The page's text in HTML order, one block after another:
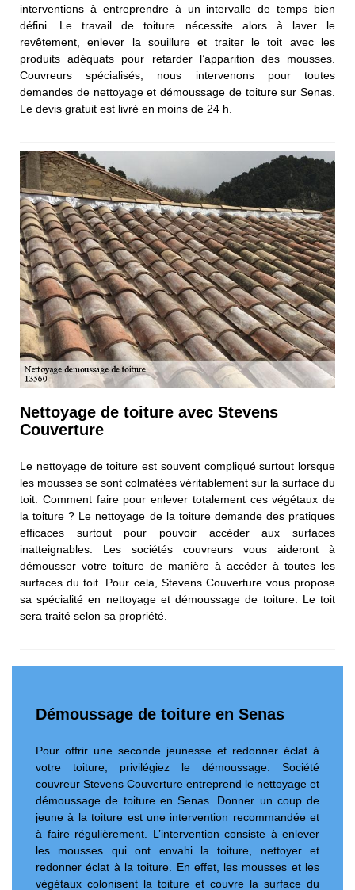
interventions à entreprendre à un intervalle de temps bien
défini. Le travail de toiture nécessite alors à laver le
revêtement, enlever la souillure et traiter le toit avec les
produits adéquats pour retarder l’apparition des mousses.
Couvreurs spécialisés, nous intervenons pour toutes
demandes de nettoyage et démoussage de toiture sur Senas.
Le devis gratuit est livré en moins de 24 h.
Nettoyage de toiture avec Stevens
Couverture
Le nettoyage de toiture est souvent compliqué surtout lorsque
les mousses se sont colmatées véritablement sur la surface du
toit. Comment faire pour enlever totalement ces végétaux de
la toiture ? Le nettoyage de la toiture demande des pratiques
efficaces surtout pour pouvoir accéder aux surfaces
inatteignables. Les sociétés couvreurs vous aideront à
démousser votre toiture de manière à accéder à toutes les
surfaces du toit. Pour cela, Stevens Couverture vous propose
sa spécialité en nettoyage et démoussage de toiture. Le toit
sera traité selon sa propriété.
Démoussage de toiture en Senas
Pour offrir une seconde jeunesse et redonner éclat à
votre toiture, privilégiez le démoussage. Société
couvreur Stevens Couverture entreprend le nettoyage et
démoussage de toiture en Senas. Donner un coup de
jeune à la toiture est une intervention recommandée et
à faire régulièrement. L’intervention consiste à enlever
les mousses qui ont envahi la toiture, nettoyer et
redonner éclat à la toiture. En effet, les mousses et les
végétaux colonisent la toiture et couvre la surface du